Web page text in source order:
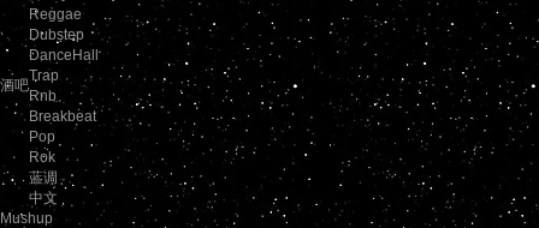
酒吧
Reggae
Dubstep
DanceHall
Trap
Rnb
Breakbeat
Pop
Rok
蓝调
中文
Mushup